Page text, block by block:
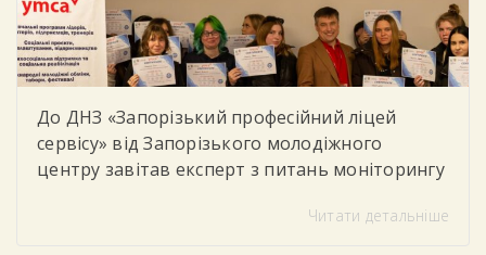
До ДНЗ «Запорізький професійний ліцей
сервісу» від Запорізького молодіжного
центру завітав експерт з питань моніторингу
студентів тренінг «Цифрова грамотність»
Читати детальніше